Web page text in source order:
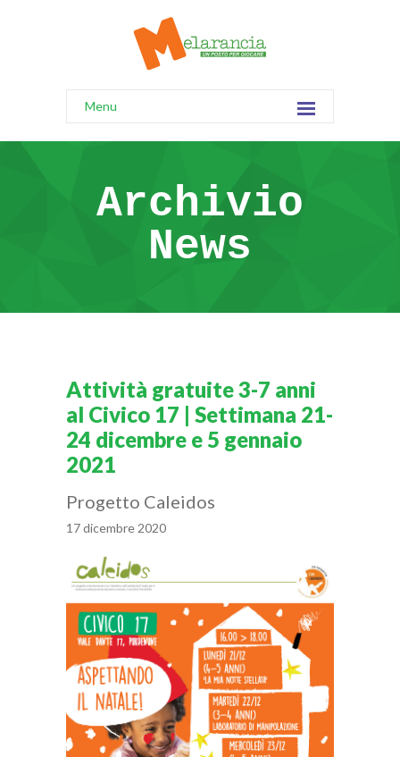
Menu
Archivio
News
Attività gratuite 3-7 anni
al Civico 17 | Settimana 21-
24 dicembre e 5 gennaio
2021
Progetto Caleidos
17 dicembre 2020